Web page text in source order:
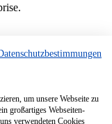
um unsere Webseite zu
großartiges Webseiten-
verwendeten Cookies